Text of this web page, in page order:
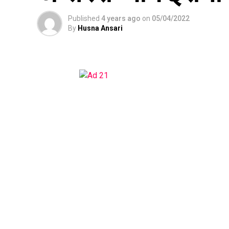
Published 4 years ago on 05/04/2022
By Husna Ansari